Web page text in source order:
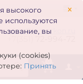
×
высокого
используются
вы
(cookies)
Принять
zakaz@inmarkon.ru
0